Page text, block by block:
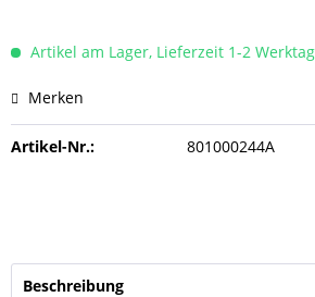
Artikel am Lager, Lieferzeit 1-2
Merken
Artikel-Nr.: 801000244A
Beschreibung